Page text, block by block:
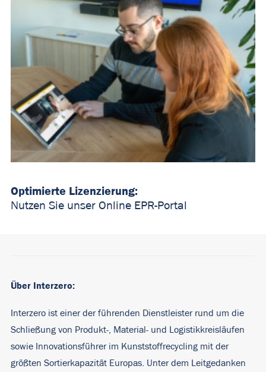
Optimierte Lizenzierung:
Nutzen Sie unser Online EPR-Portal
Über Interzero:
Interzero ist einer der führenden Dienstleister rund um die
Schließung von Produkt-, Material- und Logistikkreisläufen
sowie Innovationsführer im Kunststoffrecycling mit der
größten Sortierkapazität Europas. Unter dem Leitgedanken